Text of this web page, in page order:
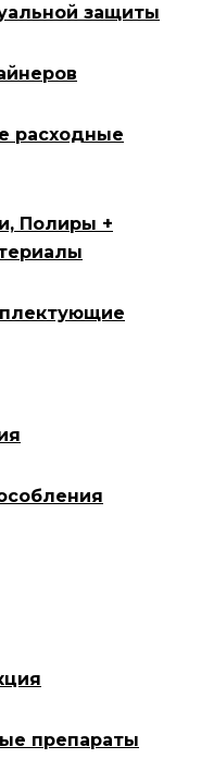
защиты
расходные
Полиры +
препараты